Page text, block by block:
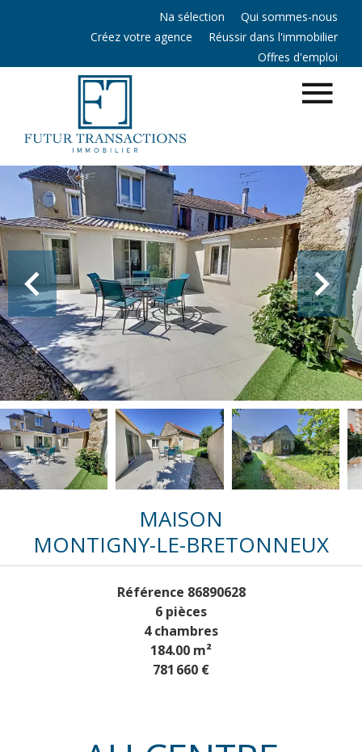
Na sélection
Qui sommes-nous
Créez votre agence
Réussir dans l'immobilier
Offres d'emploi
MAISON
MONTIGNY-LE-BRETONNEUX
Référence 86890628
6 pièces
4 chambres
184.00 m²
781 660 €